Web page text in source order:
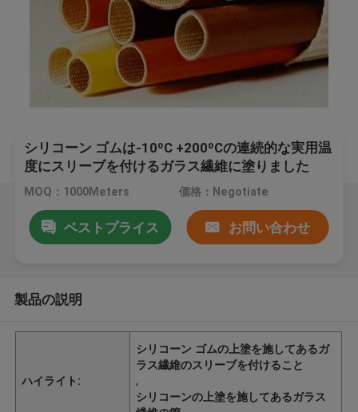
シリコーン ゴムは-10ºC +200ºCの連続的な実用温
度にスリーブを付けるガラス繊維に塗りました
MOQ：1000Meters 価格：Negotiate
ベストプライス お問い合わせ
製品の説明
ハイライト:
シリコーン ゴムの上塗を施してあるガ
ラス繊維のスリーブを付けること
,
シリコーンの上塗を施してあるガラス